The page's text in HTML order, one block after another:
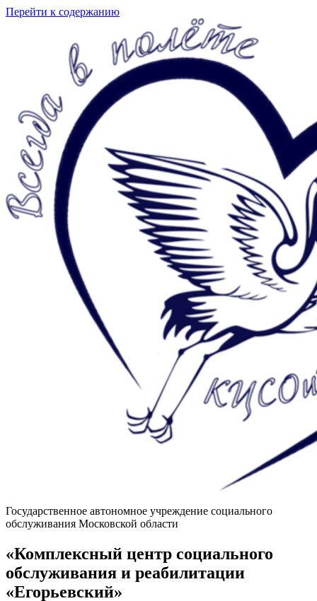
Перейти к содержанию
Государственное автономное учреждение социального
обслуживания Московской области
«Комплексный центр социального
обслуживания и реабилитации
«Егорьевский»